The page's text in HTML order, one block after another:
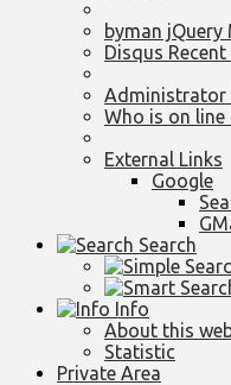
byman jQuery
Disqus
Administrator
Who is on line
External Links
Google
Search
Info
About this
Statistic
Private Area